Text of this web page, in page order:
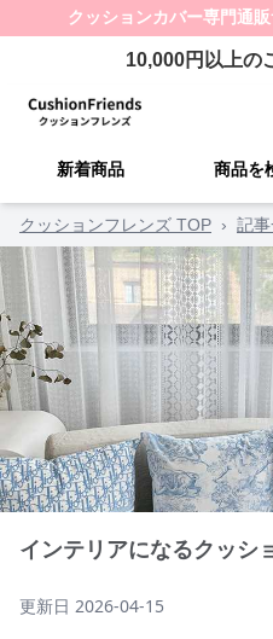
クッションカバー専門通販
10,000円以上の
新着商品 商品を
クッションフレンズ TOP › 記
インテリアになるクッシ
更新日 2026-04-15